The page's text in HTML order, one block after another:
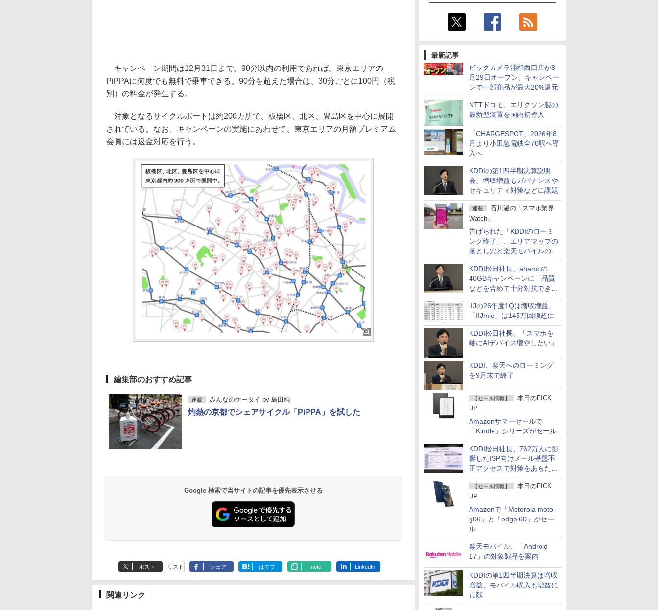
最新記事
ビックカメラ浦和西口店が8
月29日オープン、キャンペー
ンで一部商品が最大20%還元
NTTドコモ、エリクソン製の
最新型装置を国内初導入
「CHARGESPOT」2026年8
月より小田急電鉄全70駅へ導
入へ
KDDIの第1四半期決算説明
会、増収増益もガバナンスや
セキュリティ対策などに課題
連載
石川温の「スマホ業界
Watch」
告げられた「KDDIのローミ
ング終了」、エリアマップの
落とし穴と楽天モバイルの課
題
KDDI松田社長、ahamoの
40GBキャンペーンに「品質
などを含めて十分対抗でき
る」
IIJの26年度1Qは増収増益、
「IIJmio」は145万回線超に
KDDI松田社長、「スマホを
軸にAIデバイス増やしたい」
KDDI、楽天へのローミング
を9月末で終了
【セール情報】
本日のPICK
UP
Amazonサマーセールで
「Kindle」シリーズがセール
KDDI松田社長、762万人に影
響したISP向けメール基盤不
正アクセスで対策をあらため
て説明
【セール情報】
本日のPICK
UP
Amazonで「Motorola moto
g06」と「edge 60」がセー
ル
楽天モバイル、「Android
17」の対象製品を案内
KDDIの第1四半期決算は増収
増益、モバイル収入も増益に
貢献
キャンペーン期間は12月31日まで。90分以内の利用であれば、東京エリアの
PiPPAに何度でも無料で乗車できる。90分を超えた場合は、30分ごとに100円（税
別）の料金が発生する。
対象となるサイクルポートは約200カ所で、板橋区、北区、豊島区を中心に展開
されている。なお、キャンペーンの実施にあわせて、東京エリアの月額プレミアム
会員には返金対応を行う。
編集部のおすすめ記事
連載 みんなのケータイ by 島田純
灼熱の京都でシェアサイクル「PiPPA」を試した
Google 検索で当サイトの記事を優先表示させる
ポスト リスト シェア はてブ note LinkedIn
関連リンク